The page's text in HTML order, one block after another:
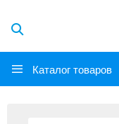
Каталог товаров